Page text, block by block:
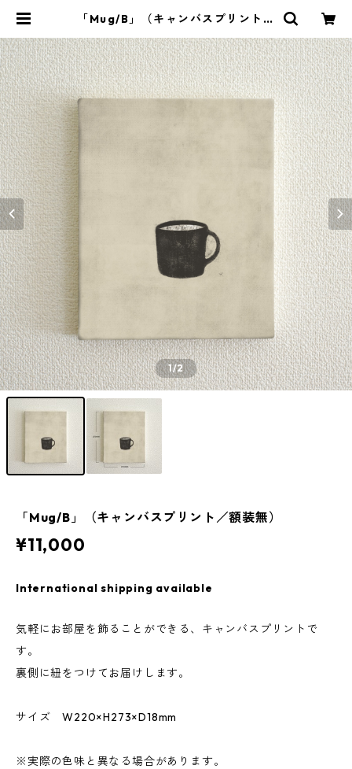
「Mug/B」（キャンバスプリント／
p
1/2
「Mug/B」（キャンバスプリント／額装無）
¥11,000
International shipping available
気軽にお部屋を飾ることができる、キャンバスプリントで
す。
裏側に紐をつけてお届けします。
サイズ W220×H273×D18mm
※実際の色味と異なる場合があります。